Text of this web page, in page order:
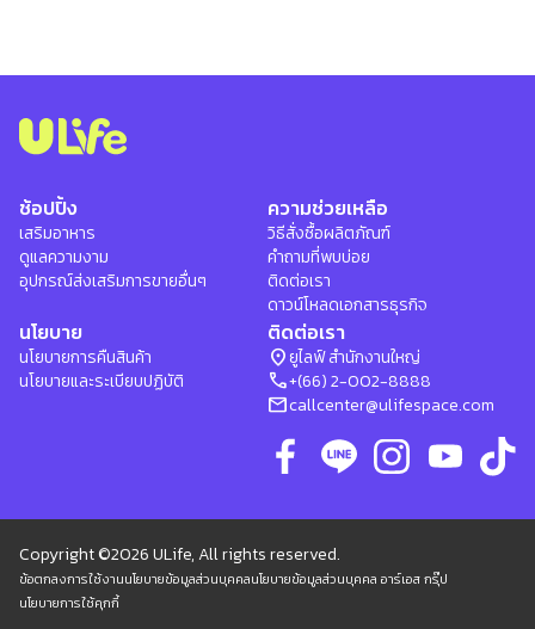
ช้อปปิ้ง
เสริมอาหาร
ดูแลความงาม
อุปกรณ์ส่งเสริมการขายอื่นๆ
ความช่วยเหลือ
วิธีสั่งซื้อผลิตภัณฑ์
คำถามที่พบบ่อย
ติดต่อเรา
ดาวน์โหลดเอกสารธุรกิจ
นโยบาย
นโยบายการคืนสินค้า
นโยบายและระเบียบปฏิบัติ
ติดต่อเรา
location_onยูไลฟ์ สำนักงานใหญ่
phone+(66) 2-002-8888
mailcallcenter@ulifespace.com
Copyright ©2026 ULife, All rights reserved.
ข้อตกลงการใช้งานนโยบายข้อมูลส่วนบุคคลนโยบายข้อมูลส่วนบุคคล อาร์เอส กรุ๊ป
นโยบายการใช้คุกกี้